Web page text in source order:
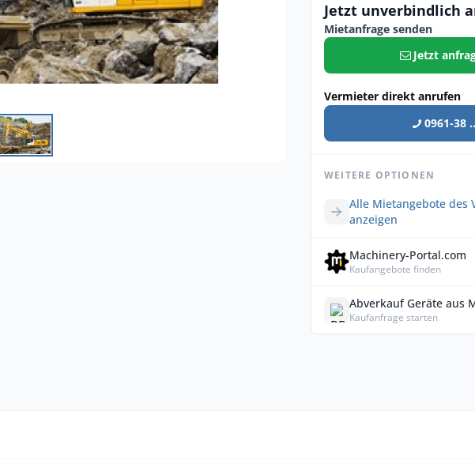
Jetzt unverbindlich
Mietanfrage senden
Jetzt
Vermieter direkt anrufen
0961-38
WEITERE OPTIONEN
Alle Mietangebote des
anzeigen
Machinery-Portal.com
Kaufangebote finden
Abverkauf Geräte aus
Kaufanfrage starten